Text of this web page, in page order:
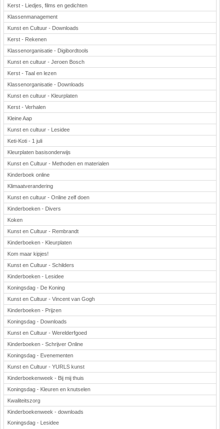
Kerst - Liedjes, films en gedichten
Klassenmanagement
Kunst en Cultuur - Downloads
Kerst - Rekenen
Klassenorganisatie - Digibordtools
Kunst en cultuur - Jeroen Bosch
Kerst - Taal en lezen
Klassenorganisatie - Downloads
Kunst en cultuur - Kleurplaten
Kerst - Verhalen
Kleine Aap
Kunst en cultuur - Lesidee
Keti-Koti - 1 juli
Kleurplaten basisonderwijs
Kunst en Cultuur - Methoden en materialen
Kinderboek online
Klimaatverandering
Kunst en cultuur - Online zelf doen
Kinderboeken - Divers
Koken
Kunst en Cultuur - Rembrandt
Kinderboeken - Kleurplaten
Kom maar kipjes!
Kunst en Cultuur - Schilders
Kinderboeken - Lesidee
Koningsdag - De Koning
Kunst en Cultuur - Vincent van Gogh
Kinderboeken - Prijzen
Koningsdag - Downloads
Kunst en Cultuur - Werelderfgoed
Kinderboeken - Schrijver Online
Koningsdag - Evenementen
Kunst en Cultuur - YURLS kunst
Kinderboekenweek - Bij mij thuis
Koningsdag - Kleuren en knutselen
Kwaliteitszorg
Kinderboekenweek - downloads
Koningsdag - Lesidee